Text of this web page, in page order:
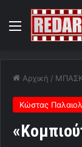
Menu
Αρχική /
Κώστας